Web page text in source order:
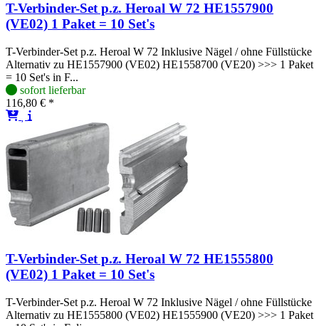
T-Verbinder-Set p.z. Heroal W 72 HE1557900
(VE02) 1 Paket = 10 Set's
T-Verbinder-Set p.z. Heroal W 72 Inklusive Nägel / ohne Füllstücke
Alternativ zu HE1557900 (VE02) HE1558700 (VE20) >>> 1 Paket
= 10 Set's in F...
sofort lieferbar
116,80 € *
T-Verbinder-Set p.z. Heroal W 72 HE1555800
(VE02) 1 Paket = 10 Set's
T-Verbinder-Set p.z. Heroal W 72 Inklusive Nägel / ohne Füllstücke
Alternativ zu HE1555800 (VE02) HE1555900 (VE20) >>> 1 Paket